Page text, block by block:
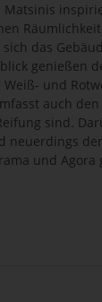
Matsinis
das
genießen
und
auch
sind.
und Agora